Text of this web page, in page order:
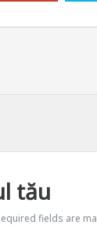
tău
fields are